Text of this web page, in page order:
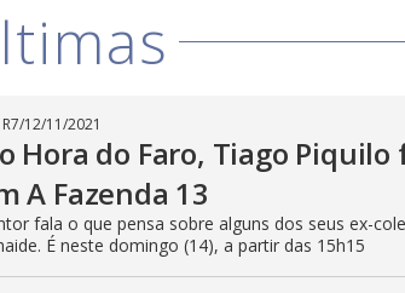
/12/11/2021
Hora do Faro, Tiago
A Fazenda 13
fala o que pensa sobre alguns dos seus ex-
É neste domingo (14), a partir das 15h15